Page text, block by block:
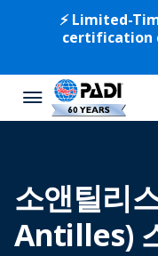
⚡️ Limited-
certification
소앤틸리
Antilles)